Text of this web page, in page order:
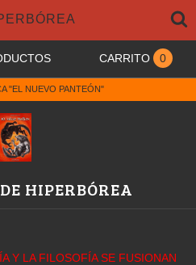
CARRITO 0
"EL NUEVO PANTEÓN"
HIPERBÓREA
Y LA FILOSOFÍA SE FUSIONAN